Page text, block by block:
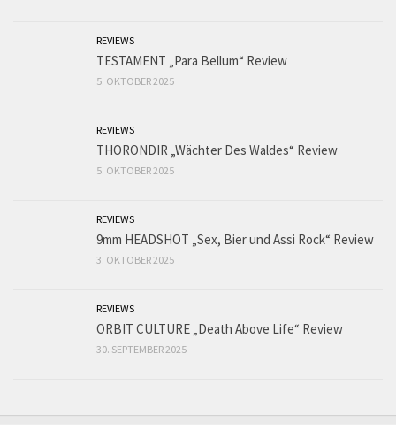
REVIEWS
TESTAMENT „Para Bellum“ Review
5. OKTOBER 2025
REVIEWS
THORONDIR „Wächter Des Waldes“ Review
5. OKTOBER 2025
REVIEWS
9mm HEADSHOT „Sex, Bier und Assi Rock“ Review
3. OKTOBER 2025
REVIEWS
ORBIT CULTURE „Death Above Life“ Review
30. SEPTEMBER 2025